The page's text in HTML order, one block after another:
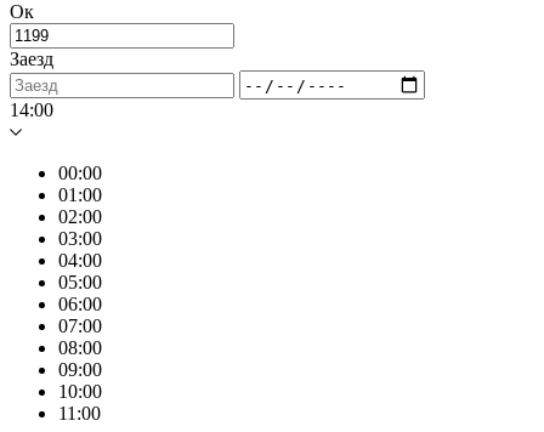
Ок
Заезд
14:00
00:00
01:00
02:00
03:00
04:00
05:00
06:00
07:00
08:00
09:00
10:00
11:00